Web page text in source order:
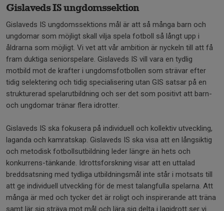
Gislaveds IS ungdomssektion
Gislaveds IS ungdomssektions mål är att så många barn och
ungdomar som möjligt skall vilja spela fotboll så långt upp i
åldrarna som möjligt. Vi vet att vår ambition är nyckeln till att få
fram duktiga seniorspelare. Gislaveds IS vill vara en tydlig
motbild mot de krafter i ungdomsfotbollen som strävar efter
tidig selektering och tidig specialisering utan GIS satsar på en
strukturerad spelarutbildning och ser det som positivt att barn-
och ungdomar tränar flera idrotter.
Gislaveds IS ska fokusera på individuell och kollektiv utveckling,
laganda och kamratskap. Gislaveds IS ska visa att en långsiktig
och metodisk fotbollsutbildning leder längre än hets och
konkurrens-tänkande. Idrottsforskning visar att en uttalad
breddsatsning med tydliga utbildningsmål inte står i motsats till
att ge individuell utveckling för de mest talangfulla spelarna. Att
många är med och tycker det är roligt och inspirerande att träna
samt lär sig sträva mot mål och lära sig delta i lagidrott ser vi